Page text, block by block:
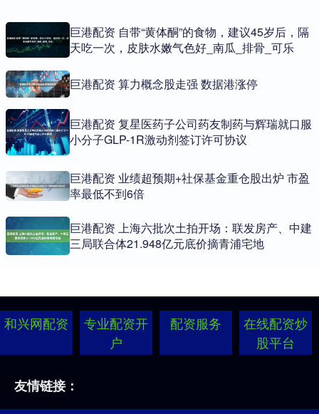
巨港配资 自带“黄体酮”的食物，建议45岁后，隔
天吃一次，皮肤水嫩气色好_南瓜_排骨_可乐
巨港配资 算力概念股走强 数据港涨停
巨港配资 复星医药子公司药友制药与辉瑞就口服
小分子GLP-1R激动剂签订许可协议
巨港配资 业绩超预期+社保基金重仓股出炉 市盈
率最低不到6倍
巨港配资 上海六批次土拍开场：联发房产、中建
三局联合体21.948亿元底价摘青浦宅地
和兴网配资
专业配资开
户
配资服务
在线配资炒
股平台
友情链接：